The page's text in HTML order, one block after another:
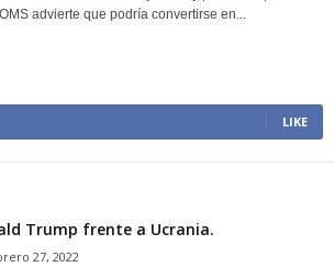
advierte que podría convertirse en...
LIKE
Trump frente a Ucrania.
27, 2022